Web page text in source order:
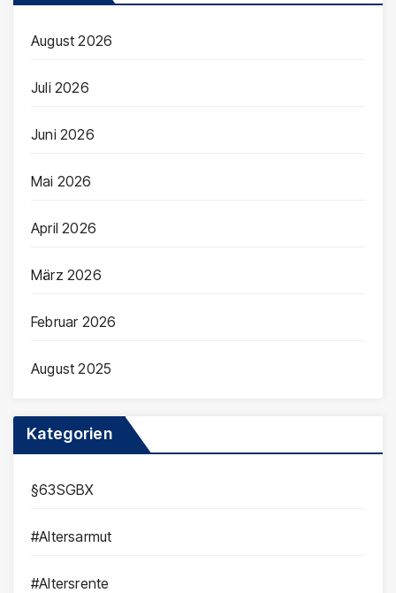
August 2026
Juli 2026
Juni 2026
Mai 2026
April 2026
März 2026
Februar 2026
August 2025
Kategorien
§63SGBX
#Altersarmut
#Altersrente